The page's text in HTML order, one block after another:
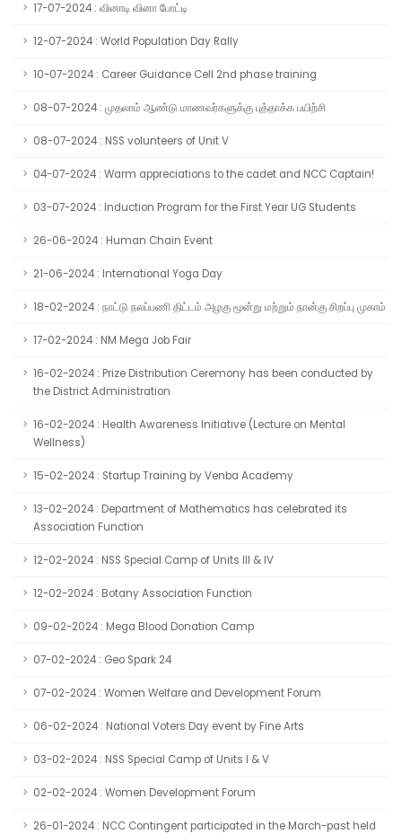
17-07-2024 : வினாடி வினா போட்டி
12-07-2024 : World Population Day Rally
10-07-2024 : Career Guidance Cell 2nd phase training
08-07-2024 : முதலாம் ஆண்டு மாணவர்களுக்கு புத்தாக்க பயிற்சி
08-07-2024 : NSS volunteers of Unit V
04-07-2024 : Warm appreciations to the cadet and NCC Captain!
03-07-2024 : Induction Program for the First Year UG Students
26-06-2024 : Human Chain Event
21-06-2024 : International Yoga Day
18-02-2024 : நாட்டு நலப்பணி திட்டம் அழகு மூன்று மற்றும் நான்கு சிறப்பு முகாம்
17-02-2024 : NM Mega Job Fair
16-02-2024 : Prize Distribution Ceremony has been conducted by
the District Administration
16-02-2024 : Health Awareness Initiative (Lecture on Mental
Wellness)
15-02-2024 : Startup Training by Venba Academy
13-02-2024 : Department of Mathematics has celebrated its
Association Function
12-02-2024 : NSS Special Camp of Units III & IV
12-02-2024 : Botany Association Function
09-02-2024 : Mega Blood Donation Camp
07-02-2024 : Geo Spark 24
07-02-2024 : Women Welfare and Development Forum
06-02-2024 : National Voters Day event by Fine Arts
03-02-2024 : NSS Special Camp of Units I & V
02-02-2024 : Women Development Forum
26-01-2024 : NCC Contingent participated in the March-past held